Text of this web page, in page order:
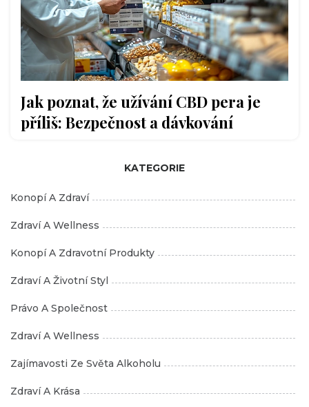
Jak poznat, že užívání CBD pera je
příliš: Bezpečnost a dávkování
KATEGORIE
Konopí A Zdraví
Zdraví A Wellness
Konopí A Zdravotní Produkty
Zdraví A Životní Styl
Právo A Společnost
Zdraví A Wellness
Zajímavosti Ze Světa Alkoholu
Zdraví A Krása